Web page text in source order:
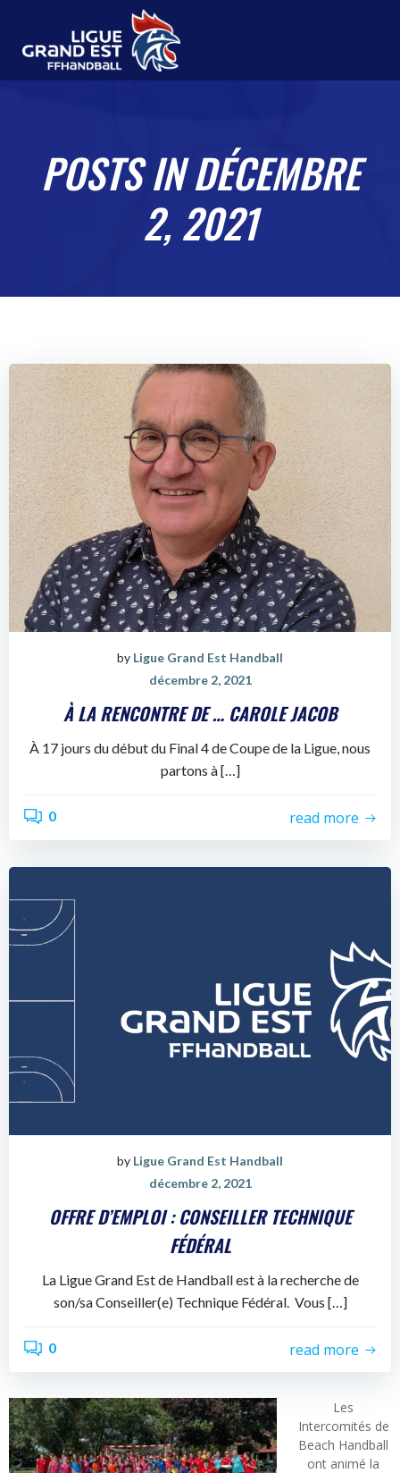
POSTS IN DÉCEMBRE
2, 2021
by Ligue Grand Est Handball
décembre 2, 2021
À LA RENCONTRE DE … CAROLE JACOB
À 17 jours du début du Final 4 de Coupe de la Ligue, nous
partons à […]
0 read more
by Ligue Grand Est Handball
décembre 2, 2021
OFFRE D’EMPLOI : CONSEILLER TECHNIQUE
FÉDÉRAL
La Ligue Grand Est de Handball est à la recherche de
son/sa Conseiller(e) Technique Fédéral. Vous […]
0 read more
Les
Intercomités de
Beach Handball
ont animé la